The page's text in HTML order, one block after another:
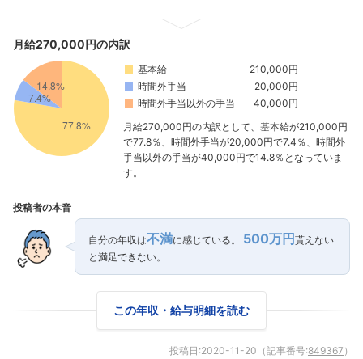
月給270,000円の内訳
基本給
210,000円
時間外手当
20,000円
時間外手当以外の手当
40,000円
月給270,000円の内訳として、基本給が210,000円
で77.8％、時間外手当が20,000円で7.4％、時間外
手当以外の手当が40,000円で14.8％となっていま
す。
投稿者の本音
自分の年収は不満に感じている。 500万円 貰えない
と満足できない。
この年収・給与明細を読む
投稿日:2020-11-20 （記事番号:849367 ）